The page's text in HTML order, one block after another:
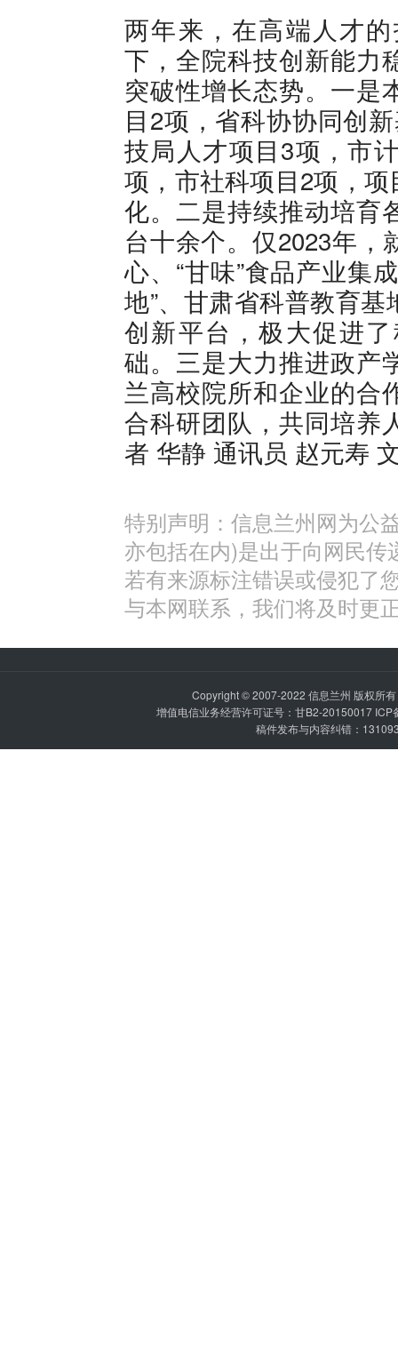
两年来，在高端人才
下，全院科技创新能力
突破性增长态势。一是
目2项，省科协协同创
技局人才项目3项，市
项，市社科项目2项，
化。二是持续推动培育
台十余个。仅2023年
心、“甘味”食品产业集
地”、甘肃省科普教育
创新平台，极大促进
础。三是大力推进政产
兰高校院所和企业的合
合科研团队，共同培养
者 华静 通讯员 赵元寿
特别声明：信息兰州网为公
亦包括在内)是出于向网民
若有来源标注错误或侵犯了
与本网联系，我们将及时更
Copyright © 2007-2022 信息兰州 版权所
增值电信业务经营许可证号：甘B2-20150017 ICP
稿件发布与内容纠错：